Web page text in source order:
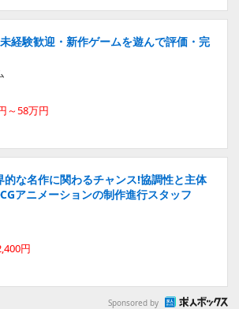
経験歓迎・新作ゲームを遊んで評価・完
～58万円
な名作に関わるチャンス!協調性と主体
アニメーションの制作進行スタッフ
円
Sponsored by